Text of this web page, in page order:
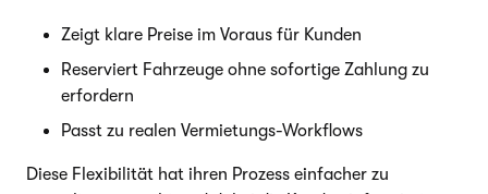
Zeigt klare Preise im Voraus für Kunden
Reserviert Fahrzeuge ohne sofortige Zahlung zu
erfordern
Passt zu realen Vermietungs-Workflows
Diese Flexibilität hat ihren Prozess einfacher zu